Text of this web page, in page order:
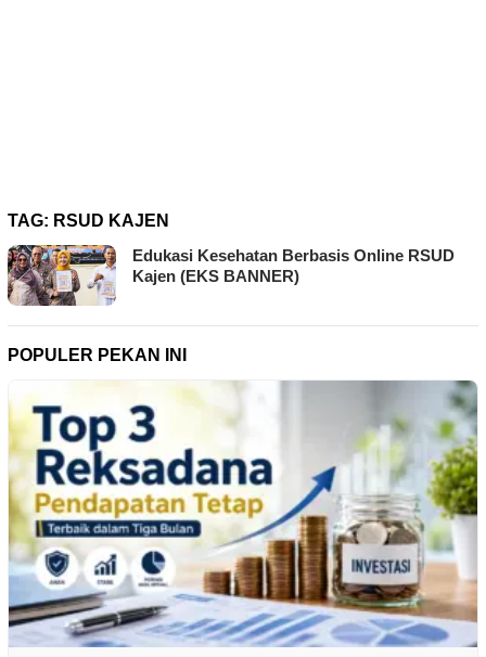
TAG: RSUD KAJEN
Edukasi Kesehatan Berbasis Online RSUD
Kajen (EKS BANNER)
POPULER PEKAN INI